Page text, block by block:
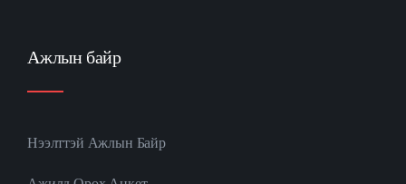
Ажлын байр
Нээлттэй Ажлын Байр